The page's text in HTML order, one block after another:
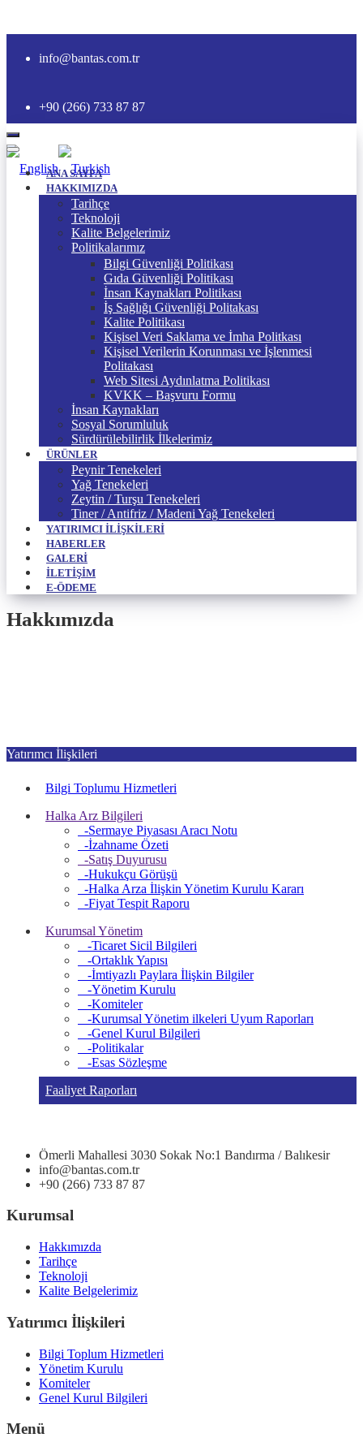
info@bantas.com.tr
+90 (266) 733 87 87
ANA SAYFA
HAKKIMIZDA
Tarihçe
Teknoloji
Kalite Belgelerimiz
Politikalarımız
Bilgi Güvenliği Politikası
Gıda Güvenliği Politikası
İnsan Kaynakları Politikası
İş Sağlığı Güvenliği Politakası
Kalite Politikası
Kişisel Veri Saklama ve İmha Politkası
Kişisel Verilerin Korunması ve İşlenmesi
Politakası
Web Sitesi Aydınlatma Politikası
KVKK – Başvuru Formu
İnsan Kaynakları
Sosyal Sorumluluk
Sürdürülebilirlik İlkelerimiz
ÜRÜNLER
Peynir Tenekeleri
Yağ Tenekeleri
Zeytin / Turşu Tenekeleri
Tiner / Antifriz / Madeni Yağ Tenekeleri
YATIRIMCI İLIŞKILERI
HABERLER
GALERI
İLETIŞIM
E-ÖDEME
Hakkımızda
Yatırımcı İlişkileri
Bilgi Toplumu Hizmetleri
Halka Arz Bilgileri
-Sermaye Piyasası Aracı Notu
-İzahname Özeti
-Satış Duyurusu
-Hukukçu Görüşü
-Halka Arza İlişkin Yönetim Kurulu Kararı
-Fiyat Tespit Raporu
Kurumsal Yönetim
-Ticaret Sicil Bilgileri
-Ortaklık Yapısı
-İmtiyazlı Paylara İlişkin Bilgiler
-Yönetim Kurulu
-Komiteler
-Kurumsal Yönetim ilkeleri Uyum Raporları
-Genel Kurul Bilgileri
-Politikalar
-Esas Sözleşme
Faaliyet Raporları
Ömerli Mahallesi 3030 Sokak No:1 Bandırma / Balıkesir
info@bantas.com.tr
+90 (266) 733 87 87
Kurumsal
Hakkımızda
Tarihçe
Teknoloji
Kalite Belgelerimiz
Yatırımcı İlişkileri
Bilgi Toplum Hizmetleri
Yönetim Kurulu
Komiteler
Genel Kurul Bilgileri
Menü